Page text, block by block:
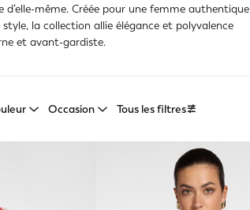
même. Créée pour une femme authentique
la collection allie élégance et polyvalence
et avant-gardiste.
Occasion Tous les filtres